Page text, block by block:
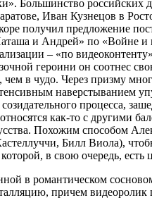
Большинство
Иван Кузнецов в
получил предложение
и Андрей» по «Войне
– «по
героини он соотнес
чем в чудо. Через призму
наверстыванием
созидательного процесса,
как-то с другими
Похожим способом
Билл Виола),
в свою очередь,
в романтическом
причем